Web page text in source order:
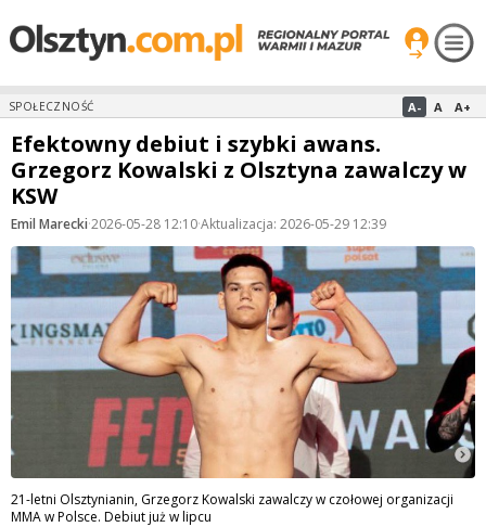
SPOŁECZNOŚĆ A- A A+
Efektowny debiut i szybki awans.
Grzegorz Kowalski z Olsztyna zawalczy w
KSW
Emil Marecki·2026-05-28 12:10·Aktualizacja: 2026-05-29 12:39
21-letni Olsztynianin, Grzegorz Kowalski zawalczy w czołowej organizacji
MMA w Polsce. Debiut już w lipcu